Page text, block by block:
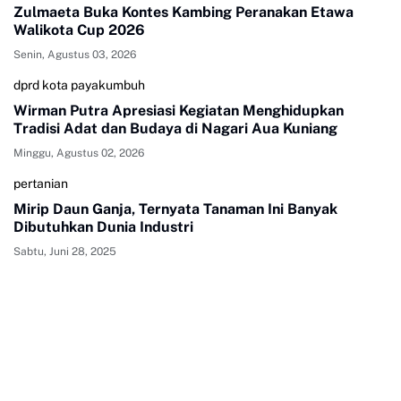
Zulmaeta Buka Kontes Kambing Peranakan Etawa
Walikota Cup 2026
Senin, Agustus 03, 2026
dprd kota payakumbuh
Wirman Putra Apresiasi Kegiatan Menghidupkan
Tradisi Adat dan Budaya di Nagari Aua Kuniang
Minggu, Agustus 02, 2026
pertanian
Mirip Daun Ganja, Ternyata Tanaman Ini Banyak
Dibutuhkan Dunia Industri
Sabtu, Juni 28, 2025